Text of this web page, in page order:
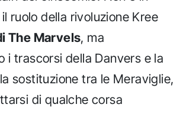
ruolo della rivoluzione Kree
The Marvels, ma
i trascorsi della Danvers e la
sostituzione tra le Meraviglie,
di qualche corsa